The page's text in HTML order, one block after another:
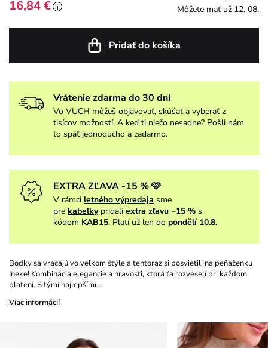
16,84 € i Môžete mať už 12. 08.
Pridať do košíka
Vrátenie zdarma do 30 dní
Vo VUCH môžeš objavovať, skúšať a vyberať z
tisícov možností. A keď ti niečo nesadne? Pošli nám
to späť jednoducho a zadarmo.
EXTRA ZĽAVA -15 % 🩷
V rámci letného výpredaja sme
pre kabelky pridali extra zľavu −15 % s
kódom KAB15. Platí už len do pondělí 10.8.
Bodky sa vracajú vo veľkom štýle a tentoraz si posvietili na peňaženku
Ineke! Kombinácia elegancie a hravosti, ktorá ťa rozveselí pri každom
platení. S tými najlepšími…
Viac informácií